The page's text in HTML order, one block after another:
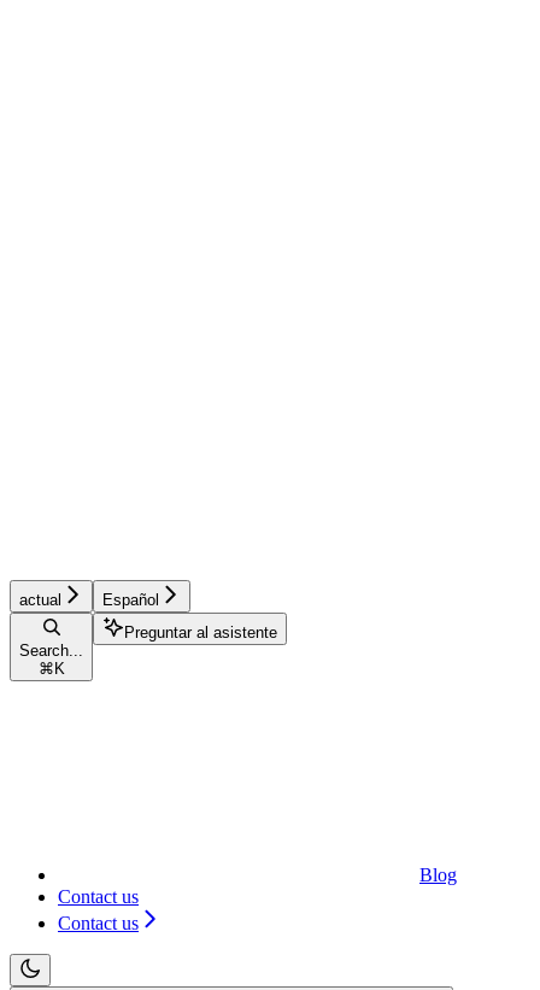
actual Español
Search...
⌘ K
Preguntar al asistente
Blog
Contact us
Contact us